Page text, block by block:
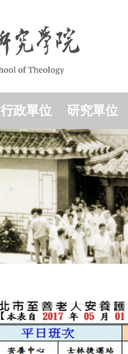
行政單位 研究單位